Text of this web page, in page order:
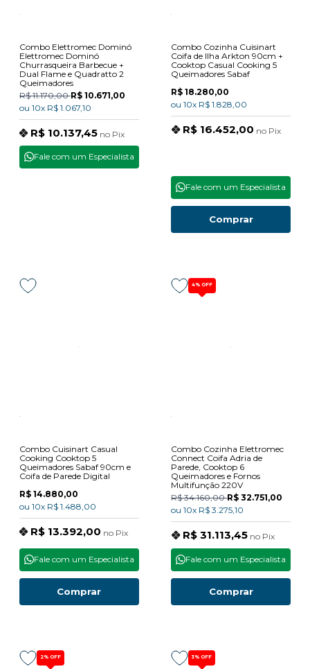
Combo Elettromec Dominó
Elettromec Dominó
Churrasqueira Barbecue +
Dual Flame e Quadratto 2
Queimadores
R$ 11.170,00R$ 10.671,00
ou 10x R$ 1.067,10
R$ 10.137,45 no Pix
Fale com um Especialista
Combo Cozinha Cuisinart
Coifa de Ilha Arkton 90cm +
Cooktop Casual Cooking 5
Queimadores Sabaf
R$ 18.280,00
ou 10x R$ 1.828,00
R$ 16.452,00 no Pix
Comprar
Fale com um Especialista
Combo Cuisinart Casual
Cooking Cooktop 5
Queimadores Sabaf 90cm e
Coifa de Parede Digital
R$ 14.880,00
ou 10x R$ 1.488,00
R$ 13.392,00 no Pix
Comprar
Fale com um Especialista
4% OFF
Combo Cozinha Elettromec
Connect Coifa Adria de
Parede, Cooktop 6
Queimadores e Fornos
Multifunção 220V
R$ 34.160,00R$ 32.751,00
ou 10x R$ 3.275,10
R$ 31.113,45 no Pix
Comprar
Fale com um Especialista
2% OFF 3% OFF